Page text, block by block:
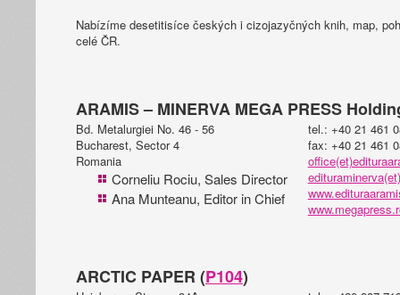
Nabízíme desetitisíce českých i cizojazyčných knih, map,
celé ČR.
ARAMIS – MINERVA MEGA PRESS
Bd. Metalurgiei No. 46 - 56
Bucharest, Sector 4
Romania
Corneliu Rociu, Sales Director
Ana Munteanu, Editor in Chief
tel.: +40 21 461
fax: +40 21 461
ARCTIC PAPER (P104)